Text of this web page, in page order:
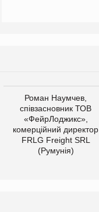
Роман Наумчев,
співзасновник ТОВ
«ФейрЛоджикс»,
комерційний директор
FRLG Freight SRL
(Румунія)